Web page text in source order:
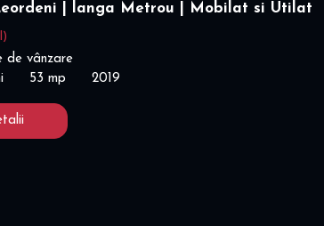
| langa Metrou | Mobilat si Utilat
de vânzare
53 mp 2019